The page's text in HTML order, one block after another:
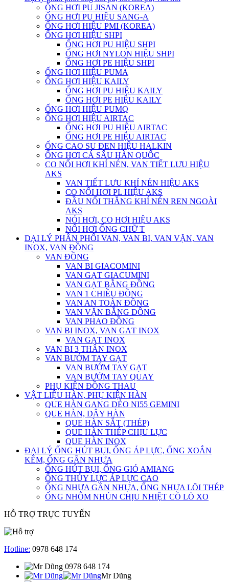
ỐNG HƠI PU JISAN (KOREA)
ỐNG HƠI PU HIỆU SANG-A
ỐNG HƠI HIỆU PMI (KOREA)
ỐNG HƠI HIỆU SHPI
ỐNG HƠI PU HIỆU SHPI
ỐNG HƠI NYLON HIỆU SHPI
ỐNG HƠI PE HIỆU SHPI
ỐNG HƠI HIỆU PUMA
ỐNG HƠI HIỆU KAILY
ỐNG HƠI PU HIỆU KAILY
ỐNG HƠI PE HIỆU KAILY
ỐNG HƠI HIỆU PUMQ
ỐNG HƠI HIỆU AIRTAC
ỐNG HƠI PU HIỆU AIRTAC
ỐNG HƠI PE HIỆU AIRTAC
ỐNG CAO SU ĐEN HIỆU HALKIN
ỐNG HƠI CÁ SẤU HÀN QUỐC
CO NỐI HƠI KHÍ NÉN, VAN TIẾT LƯU HIỆU
AKS
VAN TIẾT LƯU KHÍ NÉN HIỆU AKS
CO NỐI HƠI PL HIỆU AKS
ĐẦU NỐI THẲNG KHÍ NÉN REN NGOÀI
AKS
NÓI HƠI, CO HƠI HIỆU AKS
NỐI HƠI ỐNG CHỮ T
DẠI LÝ PHÂN PHỐI VAN, VAN BI, VAN VẶN, VAN
INOX, VAN ĐỒNG
VAN ĐỒNG
VAN BI GIACOMINI
VAN GẠT GIACUMINI
VAN GẠT BẰNG ĐỒNG
VAN 1 CHIỀU ĐỒNG
VAN AN TOÀN ĐỒNG
VAN VẶN BẰNG ĐỒNG
VAN PHAO ĐỒNG
VAN BI INOX, VAN GẠT INOX
VAN GẠT INOX
VAN BI 3 THÂN INOX
VAN BƯỚM TAY GẠT
VAN BƯỚM TAY GẠT
VAN BƯỚM TAY QUAY
PHỤ KIỆN ĐỒNG THAU
VẬT LIỆU HÀN, PHỤ KIỆN HÀN
QUE HÀN GANG DẺO NI55 GEMINI
QUE HÀN, DÂY HÀN
QUE HÀN SẮT (THÉP)
QUE HÀN THÉP CHỊU LỰC
QUE HÀN INOX
ĐẠI LÝ ỐNG HÚT BỤI, ỐNG ÁP LỰC, ỐNG XOẮN
KẼM, ỐNG GÂN NHỰA
ỐNG HÚT BỤI, ỐNG GIÓ AMIANG
ỐNG THỦY LỰC ÁP LỰC CAO
ỐNG NHỰA GÂN NHỰA, ỐNG NHỰA LÕI THÉP
ỐNG NHÔM NHÚN CHỊU NHIỆT CÓ LÒ XO
HỖ TRỢ TRỰC TUYẾN
Hotline: 0978 648 174
0978 648 174
Mr Dũng